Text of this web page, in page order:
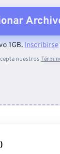
el dispositivo
1GB.Inscribirse
nuestros